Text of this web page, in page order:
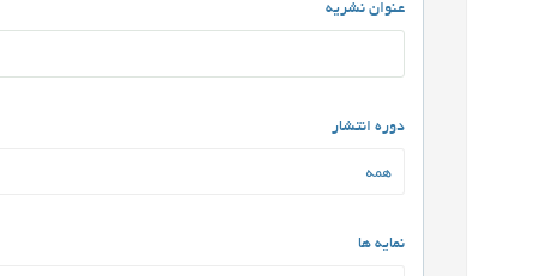
عنوان نشریه
دوره انتشار
نمایه ها